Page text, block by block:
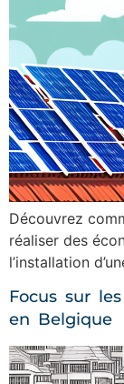
Découvrez
réaliser des
l’installation
Focus sur
en Belgique